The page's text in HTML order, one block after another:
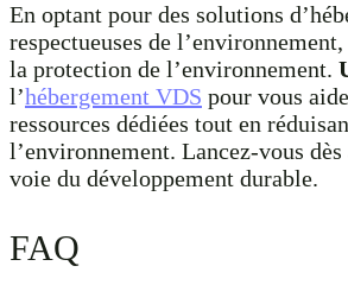
En optant pour des solutions
respectueuses de
la protection de l’environnement.
l’hébergement VDS pour vous
ressources dédiées tout en
l’environnement. Lancez-vous
voie du développement durable.
FAQ